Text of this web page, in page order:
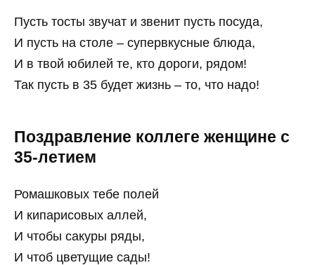
Пусть тосты звучат и звенит пусть посуда,
И пусть на столе – супервкусные блюда,
И в твой юбилей те, кто дороги, рядом!
Так пусть в 35 будет жизнь – то, что надо!
Поздравление коллеге женщине с
35-летием
Ромашковых тебе полей
И кипарисовых аллей,
И чтобы сакуры ряды,
И чтоб цветущие сады!